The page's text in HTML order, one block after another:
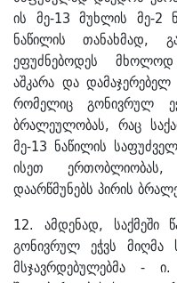
ის მე-13 მუხლის მე-2
ნაწილის თანახმად,
ეფუძნებოდეს
აშკარა და
რომელიც გონივრულ
ბრალეულობას, რაც
მე-13 ნაწილის
ისეთ
დაარწმუნებს პირის
12. ამდენად, საქმეში
გონივრულ ეჭვს მიღმა
მსჯავრდებულებმა -